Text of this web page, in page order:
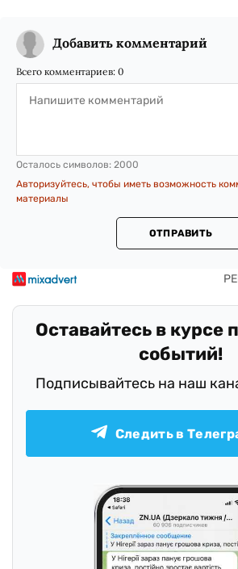
Добавить комментарий
Всего комментариев: 0
Осталось символов: 2000
Авторизуйтесь, чтобы иметь возможность
материалы
ОТПРАВИТЬ
Оставайтесь в курсе
событий!
Подписывайтесь на наш
Следить в